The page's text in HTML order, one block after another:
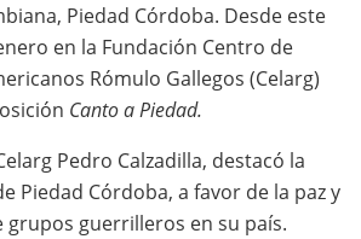
Piedad Córdoba. Desde este
en la Fundación Centro de
Rómulo Gallegos (Celarg)
Canto a Piedad.
Pedro Calzadilla, destacó la
Piedad Córdoba, a favor de la paz y
grupos guerrilleros en su país.